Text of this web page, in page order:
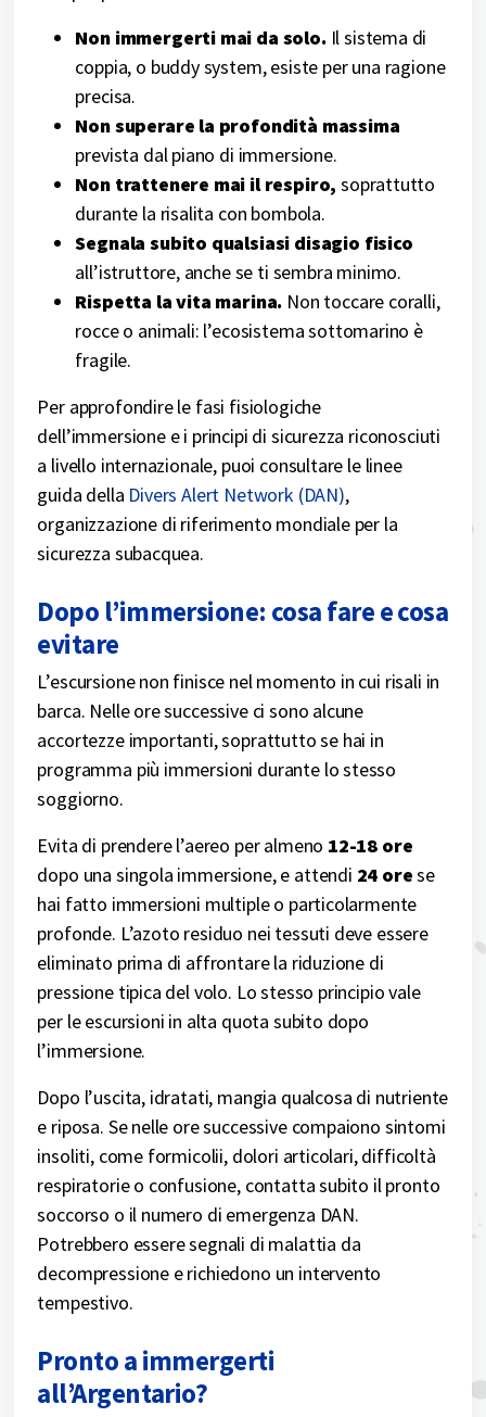
Non immergerti mai da solo. Il sistema di
coppia, o buddy system, esiste per una ragione
precisa.
Non superare la profondità massima
prevista dal piano di immersione.
Non trattenere mai il respiro, soprattutto
durante la risalita con bombola.
Segnala subito qualsiasi disagio fisico
all’istruttore, anche se ti sembra minimo.
Rispetta la vita marina. Non toccare coralli,
rocce o animali: l’ecosistema sottomarino è
fragile.
Per approfondire le fasi fisiologiche
dell’immersione e i principi di sicurezza riconosciuti
a livello internazionale, puoi consultare le linee
guida della Divers Alert Network (DAN),
organizzazione di riferimento mondiale per la
sicurezza subacquea.
Dopo l’immersione: cosa fare e cosa
evitare
L’escursione non finisce nel momento in cui risali in
barca. Nelle ore successive ci sono alcune
accortezze importanti, soprattutto se hai in
programma più immersioni durante lo stesso
soggiorno.
Evita di prendere l’aereo per almeno 12-18 ore
dopo una singola immersione, e attendi 24 orese
hai fatto immersioni multiple o particolarmente
profonde. L’azoto residuo nei tessuti deve essere
eliminato prima di affrontare la riduzione di
pressione tipica del volo. Lo stesso principio vale
per le escursioni in alta quota subito dopo
l’immersione.
Dopo l’uscita, idratati, mangia qualcosa di nutriente
e riposa. Se nelle ore successive compaiono sintomi
insoliti, come formicolii, dolori articolari, difficoltà
respiratorie o confusione, contatta subito il pronto
soccorso o il numero di emergenza DAN.
Potrebbero essere segnali di malattia da
decompressione e richiedono un intervento
tempestivo.
Pronto a immergerti
all’Argentario?